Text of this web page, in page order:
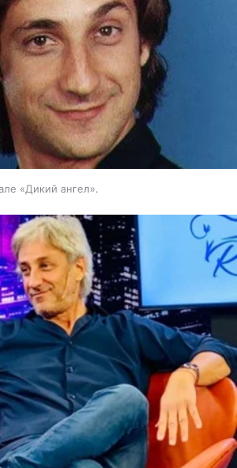
«Дикий ангел».